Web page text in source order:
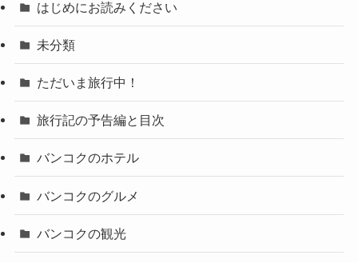
はじめにお読みください
未分類
ただいま旅行中！
旅行記の予告編と目次
バンコクのホテル
バンコクのグルメ
バンコクの観光